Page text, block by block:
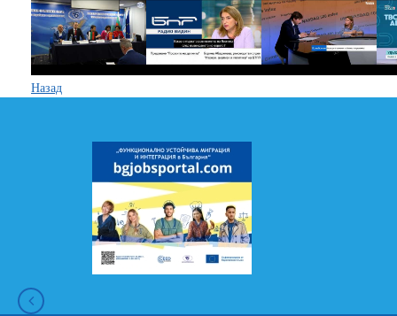
Назад